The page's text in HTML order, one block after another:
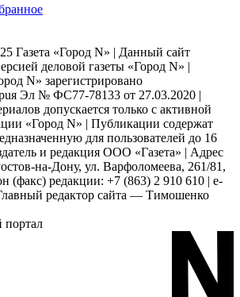
Газета «Город N» | Данный сайт
деловой газеты «Город N» |
N» зарегистрировано
Эл № ФС77-78133 от 27.03.2020 |
допускается только с активной
«Город N» | Публикации содержат
для пользователей до 16
и редакция ООО «Газета» | Адрес
на-Дону, ул. Варфоломеева, 261/81,
(факс) редакции: +7 (863) 2 910 610 | e-
редактор сайта — Тимошенко
портал